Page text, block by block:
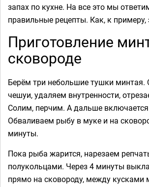
запах по кухне. На все это мы
правильные рецепты. Как, к примеру,
Приготовление
сковороде
Берём три небольшие тушки
чешуи, удаляем внутренности,
Солим, перчим. А дальше включается
Обваливаем рыбу в муке и на
минуты.
Пока рыба жарится, нарезаем
полукольцами. Через 4 минуты
прямо на сковороду, между кусками